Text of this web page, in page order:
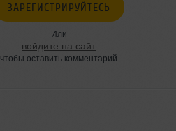
ЗАРЕГИСТРИРУЙТЕСЬ
Или
войдите на сайт
чтобы оставить комментарий